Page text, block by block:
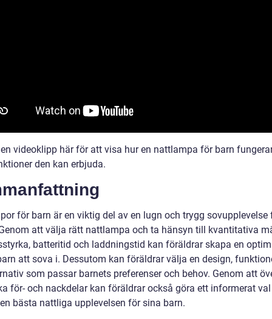
videoklipp här för att visa hur en nattlampa för barn
den kan erbjuda.
för barn är en viktig del av en lugn och trygg sovupplevelse
att välja rätt nattlampa och ta hänsyn till kvantitativa
batteritid och laddningstid kan föräldrar skapa en
att sova i. Dessutom kan föräldrar välja en design,
som passar barnets preferenser och behov. Genom att
för- och nackdelar kan föräldrar också göra ett informerat
bästa nattliga upplevelsen för sina barn.